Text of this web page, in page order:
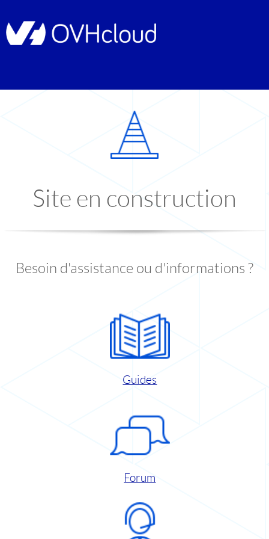
Site en construction
Besoin d'assistance ou d'informations ?
Guides
Forum